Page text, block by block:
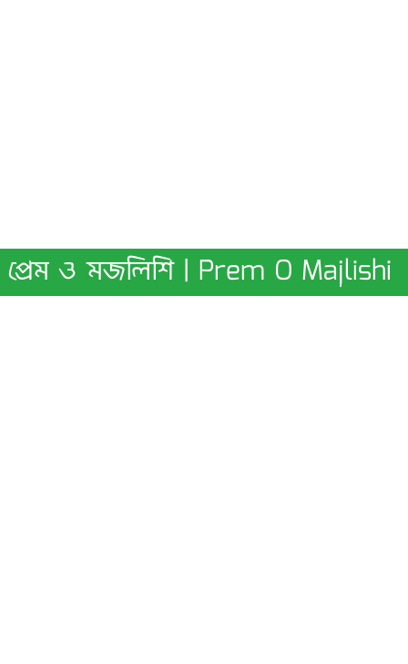
প্রেম ও মজলিশি | Prem O Majlishi